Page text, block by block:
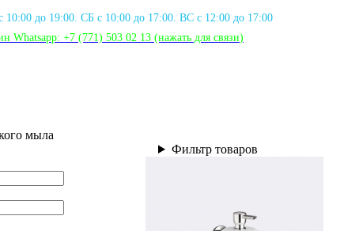
10:00 до 19:00. СБ с 10:00 до 17:00. ВС с 12:00 до 17:00
Whatsapp: +7 (771) 503 02 13 (нажать для связи)
мыла
Фильтр товаров